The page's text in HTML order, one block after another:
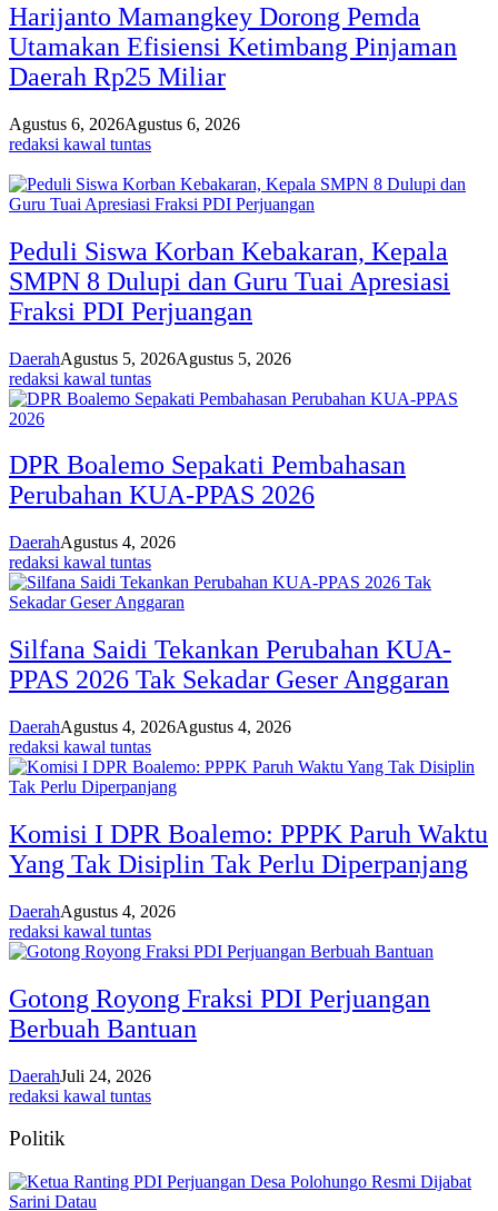
Harijanto Mamangkey Dorong Pemda
Utamakan Efisiensi Ketimbang Pinjaman
Daerah Rp25 Miliar
Agustus 6, 2026Agustus 6, 2026
redaksi kawal tuntas
Peduli Siswa Korban Kebakaran, Kepala
SMPN 8 Dulupi dan Guru Tuai Apresiasi
Fraksi PDI Perjuangan
DaerahAgustus 5, 2026Agustus 5, 2026
redaksi kawal tuntas
DPR Boalemo Sepakati Pembahasan
Perubahan KUA-PPAS 2026
DaerahAgustus 4, 2026
redaksi kawal tuntas
Silfana Saidi Tekankan Perubahan KUA-
PPAS 2026 Tak Sekadar Geser Anggaran
DaerahAgustus 4, 2026Agustus 4, 2026
redaksi kawal tuntas
Komisi I DPR Boalemo: PPPK Paruh Waktu
Yang Tak Disiplin Tak Perlu Diperpanjang
DaerahAgustus 4, 2026
redaksi kawal tuntas
Gotong Royong Fraksi PDI Perjuangan
Berbuah Bantuan
DaerahJuli 24, 2026
redaksi kawal tuntas
Politik